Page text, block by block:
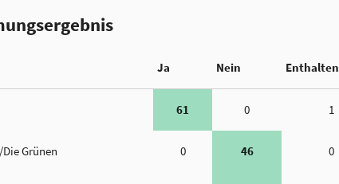
Ja Nein Enthalten
61 0 1
Grünen 0 46 0